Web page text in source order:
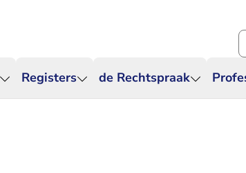
Registers de Rechtspraak